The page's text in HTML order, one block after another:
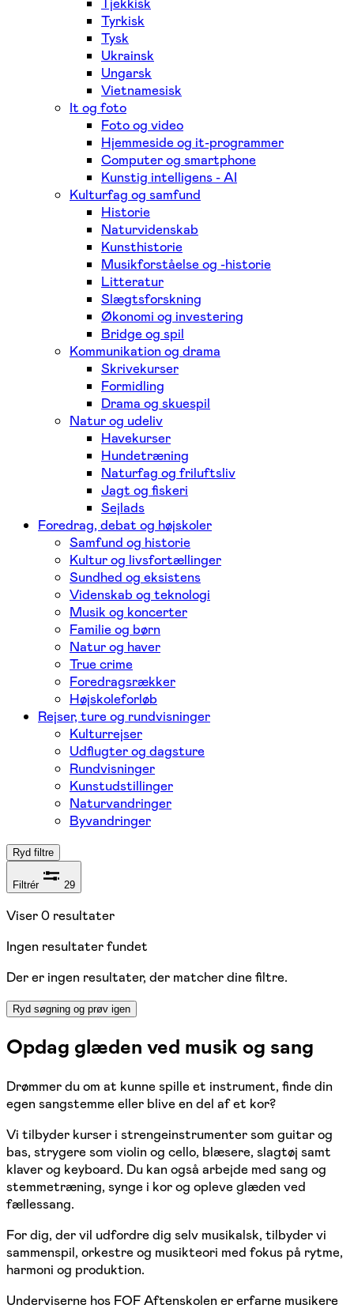
Tyrkisk
Tysk
Ukrainsk
Ungarsk
Vietnamesisk
It og foto
Foto og video
Hjemmeside og it-programmer
Computer og smartphone
Kunstig intelligens - AI
Kulturfag og samfund
Historie
Naturvidenskab
Kunsthistorie
Musikforståelse og -historie
Litteratur
Slægtsforskning
Økonomi og investering
Bridge og spil
Kommunikation og drama
Skrivekurser
Formidling
Drama og skuespil
Natur og udeliv
Havekurser
Hundetræning
Naturfag og friluftsliv
Jagt og fiskeri
Sejlads
Foredrag, debat og højskoler
Samfund og historie
Kultur og livsfortællinger
Sundhed og eksistens
Videnskab og teknologi
Musik og koncerter
Familie og børn
Natur og haver
True crime
Foredragsrækker
Højskoleforløb
Rejser, ture og rundvisninger
Kulturrejser
Udflugter og dagsture
Rundvisninger
Kunstudstillinger
Naturvandringer
Byvandringer
Ryd filtre
Filtrér 29
Viser0 resultater
Ingen resultater fundet
Der er ingen resultater, der matcher dine filtre.
Ryd søgning og prøv igen
Opdag glæden ved musik og sang
Drømmer du om at kunne spille et instrument, finde din
egen sangstemme eller blive en del af et kor?
Vi tilbyder kurser i strengeinstrumenter som guitar og
bas, strygere som violin og cello, blæsere, slagtøj samt
klaver og keyboard. Du kan også arbejde med sang og
stemmetræning, synge i kor og opleve glæden ved
fællessang.
For dig, der vil udfordre dig selv musikalsk, tilbyder vi
sammenspil, orkestre og musikteori med fokus på rytme,
harmoni og produktion.
Underviserne hos FOF Aftenskolen er erfarne musikere